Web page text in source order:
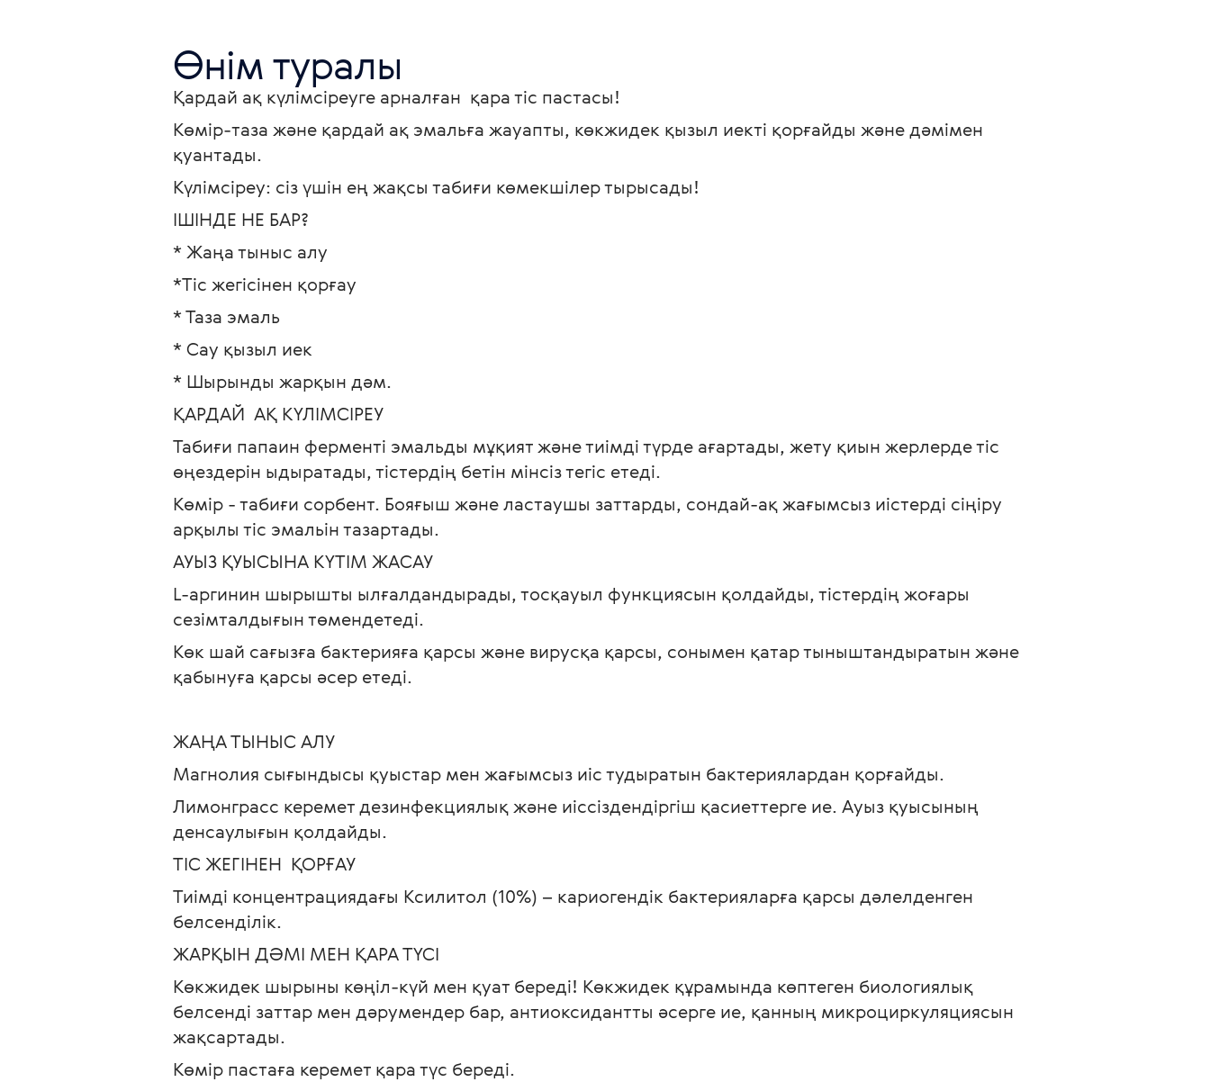
Өнім туралы
Қардай ақ күлімсіреуге арналған  қара тіс пастасы!
Көмір-таза және қардай ақ эмальға жауапты, көкжидек қызыл иекті қорғайды және дәмімен
қуантады.
Күлімсіреу: сіз үшін ең жақсы табиғи көмекшілер тырысады!
ІШІНДЕ НЕ БАР?
* Жаңа тыныс алу
*Тіс жегісінен қорғау
* Таза эмаль
* Сау қызыл иек
* Шырынды жарқын дәм.
ҚАРДАЙ  АҚ КҮЛІМСІРЕУ
Табиғи папаин ферменті эмальды мұқият және тиімді түрде ағартады, жету қиын жерлерде тіс
өңездерін ыдыратады, тістердің бетін мінсіз тегіс етеді.
Көмір - табиғи сорбент. Бояғыш және ластаушы заттарды, сондай-ақ жағымсыз иістерді сіңіру
арқылы тіс эмальін тазартады.
АУЫЗ ҚУЫСЫНА КҮТІМ ЖАСАУ
L-аргинин шырышты ылғалдандырады, тосқауыл функциясын қолдайды, тістердің жоғары
сезімталдығын төмендетеді.
Көк шай сағызға бактерияға қарсы және вирусқа қарсы, сонымен қатар тыныштандыратын және
қабынуға қарсы әсер етеді.
ЖАҢА ТЫНЫС АЛУ
Магнолия сығындысы қуыстар мен жағымсыз иіс тудыратын бактериялардан қорғайды.
Лимонграсс керемет дезинфекциялық және иіссіздендіргіш қасиеттерге ие. Ауыз қуысының
денсаулығын қолдайды.
ТІС ЖЕГІНЕН  ҚОРҒАУ
Тиімді концентрациядағы Ксилитол (10%) – кариогендік бактерияларға қарсы дәлелденген
белсенділік.
ЖАРҚЫН ДӘМІ МЕН ҚАРА ТҮСІ
Көкжидек шырыны көңіл-күй мен қуат береді! Көкжидек құрамында көптеген биологиялық
белсенді заттар мен дәрумендер бар, антиоксидантты әсерге ие, қанның микроциркуляциясын
жақсартады.
Көмір пастаға керемет қара түс береді.